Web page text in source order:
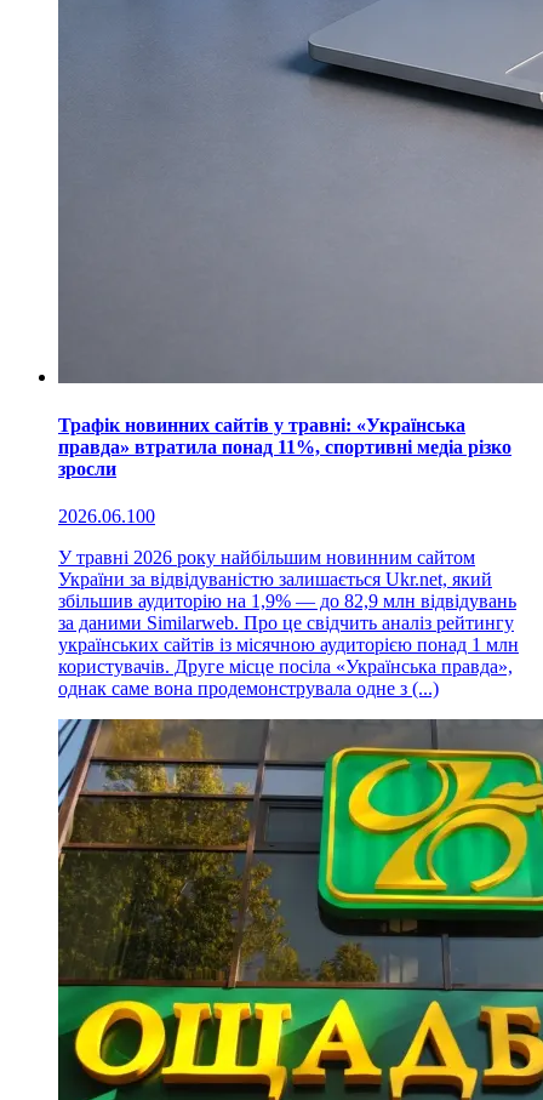
Трафік новинних сайтів у травні: «Українська
правда» втратила понад 11%, спортивні медіа різко
зросли
2026.06.100
У травні 2026 року найбільшим новинним сайтом
України за відвідуваністю залишається Ukr.net, який
збільшив аудиторію на 1,9% — до 82,9 млн відвідувань
за даними Similarweb. Про це свідчить аналіз рейтингу
українських сайтів із місячною аудиторією понад 1 млн
користувачів. Друге місце посіла «Українська правда»,
однак саме вона продемонструвала одне з (...)